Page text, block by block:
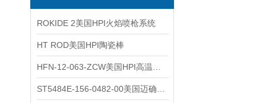
ROKIDE 2美国HPI火焰喷枪系统
HT ROD美国HPI陶瓷棒